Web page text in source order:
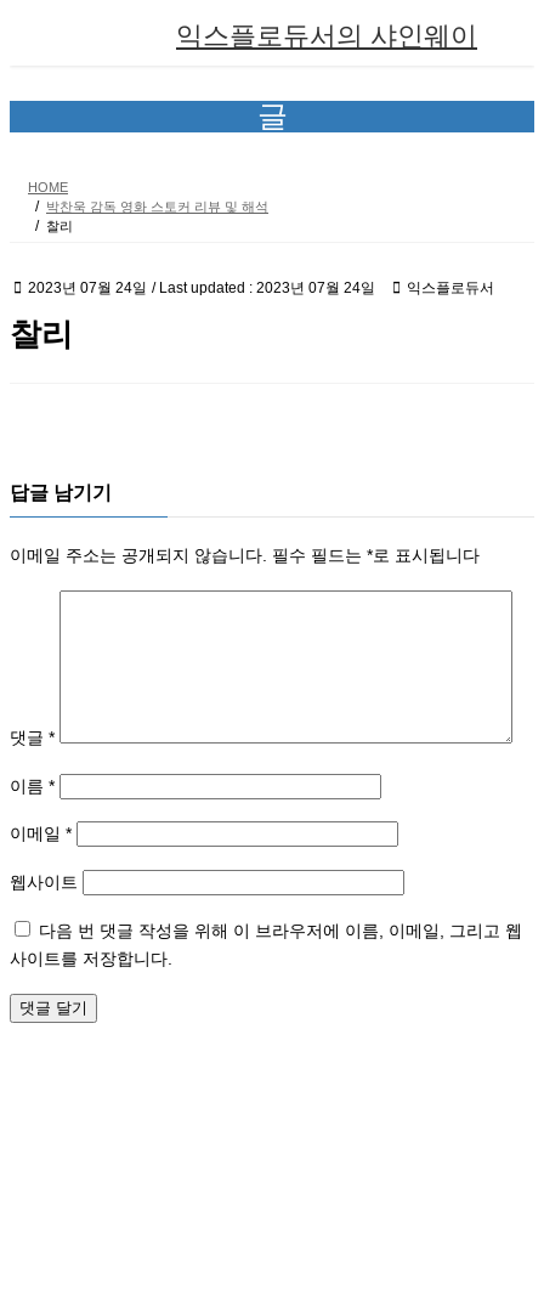
익스플로듀서의 샤인웨이
글
HOME
박찬욱 감독 영화 스토커 리뷰 및 해석
찰리
2023년 07월 24일 / Last updated : 2023년 07월 24일 익스플로듀서
찰리
답글 남기기
이메일 주소는 공개되지 않습니다. 필수 필드는 *로 표시됩니다
댓글 *
이름 *
이메일 *
웹사이트
다음 번 댓글 작성을 위해 이 브라우저에 이름, 이메일, 그리고 웹
사이트를 저장합니다.